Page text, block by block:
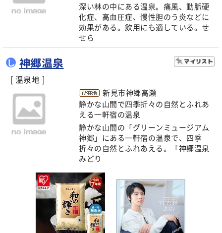
深い林の中にある温泉。痛風、動脈硬
化症、高血圧症、慢性胆のう炎などに
効果がある。飲用にも適している。せ
せら
し 神郷温泉
[ 温泉地 ]
新見市神郷高瀬
静かな山間で四季折々の自然とふれあ
える一軒宿の温泉
静かな山間の「グリーンミュージアム
神郷」にある一軒宿の温泉で、四季
折々の自然とふれあえる。「神郷温泉
みどり